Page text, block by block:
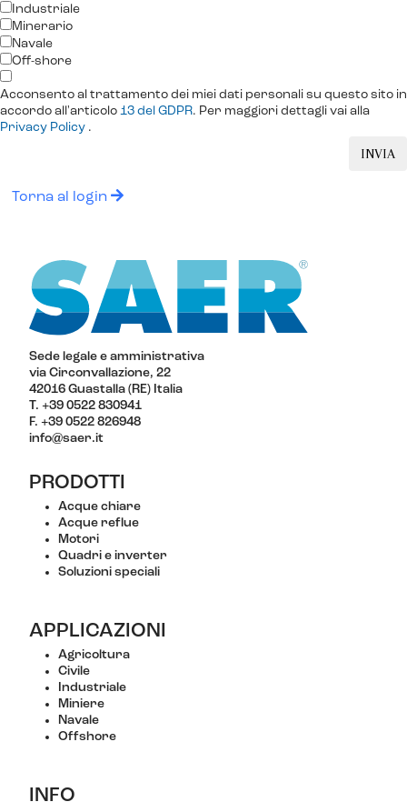
Industriale
Minerario
Navale
Off-shore
Acconsento al trattamento dei miei dati personali su questo sito in
accordo all'articolo 13 del GDPR. Per maggiori dettagli vai alla
Privacy Policy .
INVIA
Torna al login
Sede legale e amministrativa
via Circonvallazione, 22
42016 Guastalla (RE) Italia
T. +39 0522 830941
F. +39 0522 826948
info@saer.it
PRODOTTI
Acque chiare
Acque reflue
Motori
Quadri e inverter
Soluzioni speciali
APPLICAZIONI
Agricoltura
Civile
Industriale
Miniere
Navale
Offshore
INFO